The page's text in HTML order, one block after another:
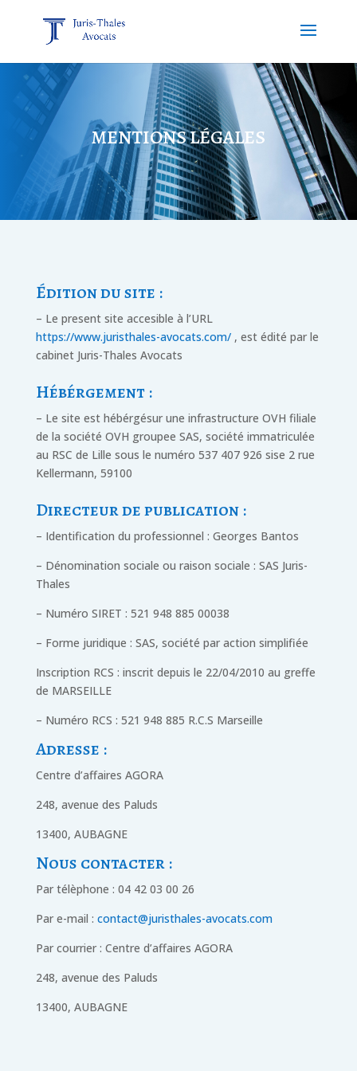
MENTIONS LÉGALES
Édition du site :
– Le present site accesible à l’URL
https://www.juristhales-avocats.com/, est édité par le
cabinet Juris-Thales Avocats
Hébérgement :
– Le site est hébérgésur une infrastructure OVH filiale
de la société OVH groupee SAS, société immatriculée
au RSC de Lille sous le numéro 537 407 926 sise 2 rue
Kellermann, 59100
Directeur de publication :
– Identification du professionnel : Georges Bantos
– Dénomination sociale ou raison sociale : SAS Juris-
Thales
– Numéro SIRET : 521 948 885 00038
– Forme juridique : SAS, société par action simplifiée
Inscription RCS : inscrit depuis le 22/04/2010 au greffe
de MARSEILLE
– Numéro RCS : 521 948 885 R.C.S Marseille
Adresse :
Centre d’affaires AGORA
248, avenue des Paluds
13400, AUBAGNE
Nous contacter :
Par télèphone : 04 42 03 00 26
Par e-mail : contact@juristhales-avocats.com
Par courrier : Centre d’affaires AGORA
248, avenue des Paluds
13400, AUBAGNE